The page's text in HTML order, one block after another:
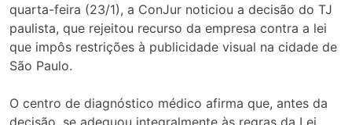
quarta-feira (23/1), a ConJur noticiou a decisão do TJ
paulista, que rejeitou recurso da empresa contra a lei
que impôs restrições à publicidade visual na cidade de
São Paulo.
O centro de diagnóstico médico afirma que, antes da